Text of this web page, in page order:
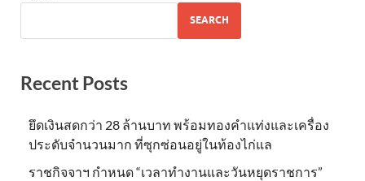
SEARCH
Recent Posts
ยึดเงินสดกว่า 28 ล้านบาท พร้อมทองคำแท่งและเครื่อง
ประดับจำนวนมาก ที่ซุกซ่อนอยู่ในท้องไก่แล
ราชกิจจาฯ กำหนด “เวลาทำงานและวันหยุดราชการ”